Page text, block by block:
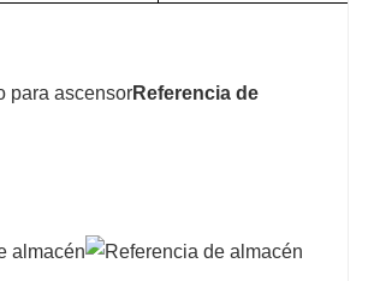
para ascensorReferencia de